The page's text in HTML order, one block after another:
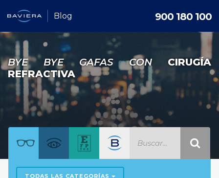
Blog 900 180 100
BYE BYE GAFAS CON CIRUGÍA
REFRACTIVA
TODAS LAS CATEGORÍAS